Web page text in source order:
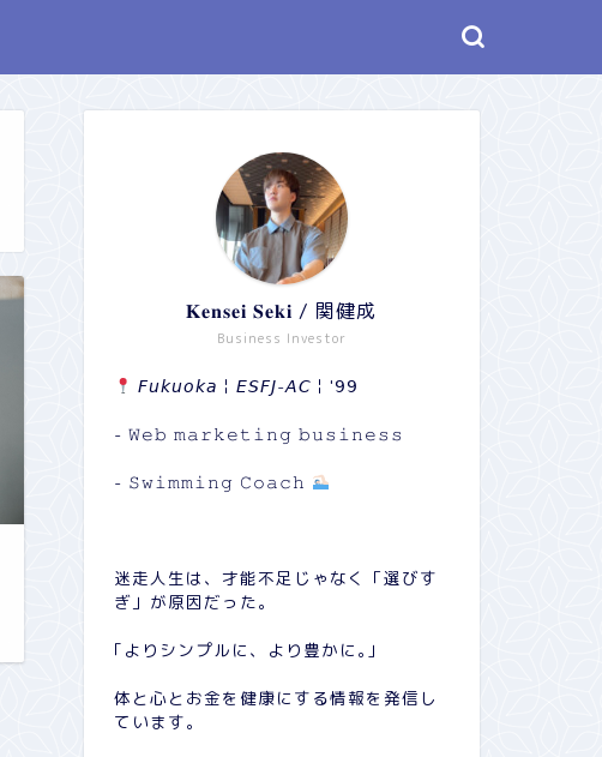
Business Investor
𝐊𝐞𝐧𝐬𝐞𝐢 𝐒𝐞𝐤𝐢 / 関健成
𝘍𝘶𝘬𝘶𝘰𝘬𝘢￤𝘌𝘚𝘍𝘑-𝘈𝘊￤'𝟫𝟫
- 𝚆𝚎𝚋 𝚖𝚊𝚛𝚔𝚎𝚝𝚒𝚗𝚐 𝚋𝚞𝚜𝚒𝚗𝚎𝚜𝚜
- 𝚂𝚠𝚒𝚖𝚖𝚒𝚗𝚐 𝙲𝚘𝚊𝚌𝚑
迷走人生は、才能不足じゃなく「選びす
ぎ」が原因だった。
｢よりシンプルに、より豊かに｡｣
体と心とお金を健康にする情報を発信し
ています。